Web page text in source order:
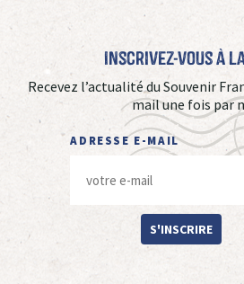
Inscrivez-vous à
Recevez l’actualité du Souvenir
mail une fois par
ADRESSE E-MAIL
S'INSCRIRE